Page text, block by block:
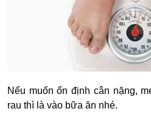
Nếu muốn ổn định cân nặng,
rau thì là vào bữa ăn nhé.